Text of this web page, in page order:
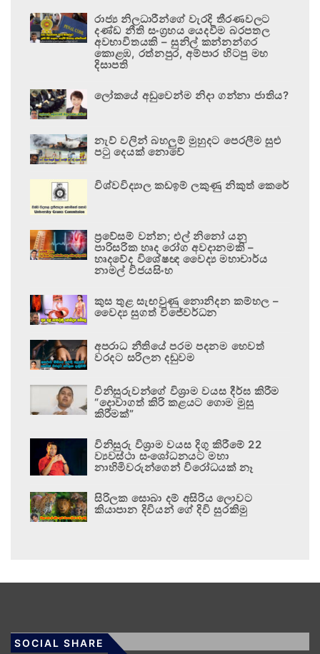
රාජ්‍ය නිලධාරීන්ගේ වැරදි තීරණවලට
දණ්ඩ නීති සංග්‍රහය යෙදවීම බරපතල
අවභාවිතයකි – සුනිල් කන්නන්ගර
කොළඹ, රත්නපුර, අම්පාර හිටපු මහ
දිසාපති
ලෝකයේ අඩුවෙන්ම නිදා ගන්නා ජාතිය?
නැව් වලින් බහලුම් මුහුදට පෙරලීම සුළු
පටු දෙයක් නොවේ
විශ්වවිද්‍යාල කඩඉම් ලකුණු නිකුත් කෙරේ
ප්‍රවේසම් වන්න; එල් නිනෝ යනු
පාරිසරික හෘද රෝග අවදානමකි –
හෘදවේද විශේෂඥ වෛද්‍ය මහාචාර්ය
නාමල් විජයසිංහ
කුස තුළ සැඟවුණු නොනිදන කම්හල –
වෛද්‍ය සුගත් විජේවර්ධන
අපරාධ නීතියේ පරම පදනම හෙවත්
වරදට සරිලන දඬුවම
විනිසුරුවන්ගේ විශ්‍රාම වයස දීර්ඝ කිරීම
“දොවාගත් කිරි කළයට ගොම මුසු
කිරීමක්”
විනිසුරු විශ්‍රාම වයස දිගු කිරීමේ 22
ව්‍යවස්ථා සංශෝධනයට මහා
නාහිමිවරුන්ගෙන් විරෝධයක් නෑ
සිරිලක සොබා දම් අසිරිය ලොවට
කියාපාන දිවියන් ගේ දිවි සුරකිමු
SOCIAL SHARE